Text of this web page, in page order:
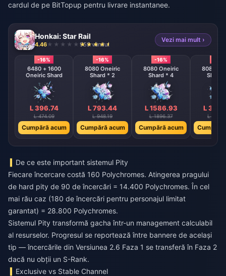
cardul de pe BitTopup pentru livrare instantanee.
Honkai: Star Rail
4.46 959 vândut
Vezi mai mult ›
-16%
6480 + 1600
Oneiric Shard
L 396.74
L 474.09
Cumpără acum
-16%
8080 Oneiric
Shard * 2
L 793.44
L 948.19
Cumpără acum
-16%
8080 Oneiric
Shard * 4
L 1586.93
L 1896.37
Cumpără acum
8080
Shard
L
L
Cumpără
De ce este important sistemul Pity
Fiecare încercare costă 160 Polychromes. Atingerea pragului
de hard pity de 90 de încercări = 14.400 Polychromes. În cel
mai rău caz (180 de încercări pentru personajul limitat
garantat) = 28.800 Polychromes.
Sistemul Pity transformă gacha într-un management calculabil
al resurselor. Progresul se reportează între bannere de același
tip — încercările din Versiunea 2.6 Faza 1 se transferă în Faza 2
dacă nu obții un S-Rank.
Exclusive vs Stable Channel